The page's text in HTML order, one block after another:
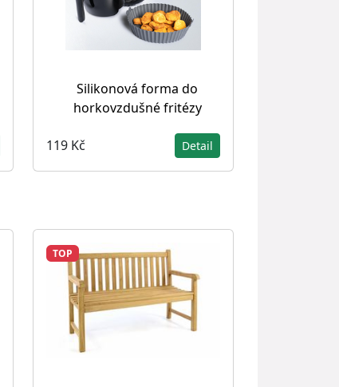
Silikonová forma do
horkovzdušné fritézy
119 Kč Detail
TOP